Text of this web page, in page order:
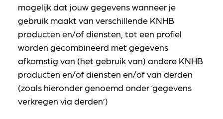
mogelijk dat jouw gegevens wanneer je
gebruik maakt van verschillende KNHB
producten en/of diensten, tot een profiel
worden gecombineerd met gegevens
afkomstig van (het gebruik van) andere KNHB
producten en/of diensten en/of van derden
(zoals hieronder genoemd onder ‘gegevens
verkregen via derden’)